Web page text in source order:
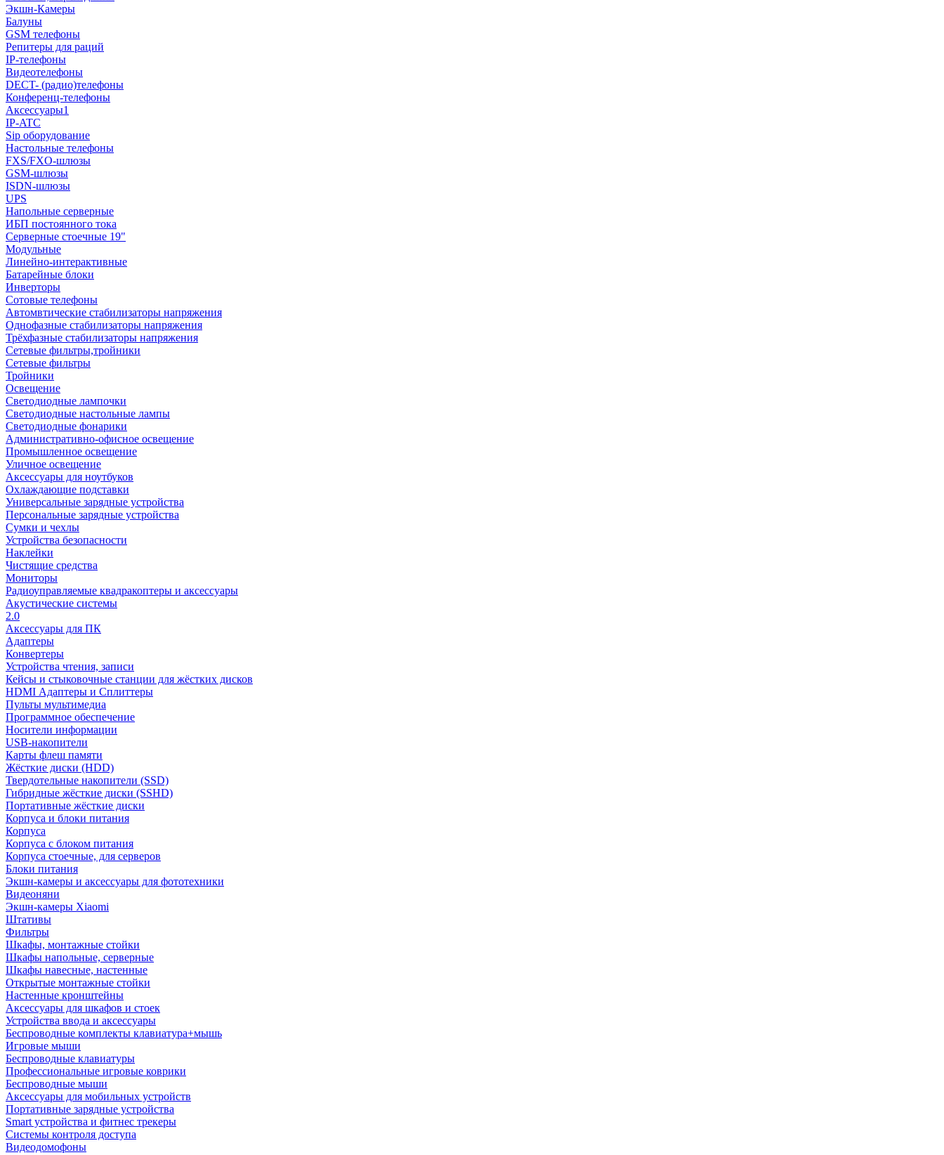
Экшн-Камеры
Балуны
GSM телефоны
Репитеры для раций
IP-телефоны
Видеотелефоны
DECT- (радио)телефоны
Конференц-телефоны
Аксессуары1
IP-ATC
Sip оборудование
Настольные телефоны
FXS/FXO-шлюзы
GSM-шлюзы
ISDN-шлюзы
UPS
Напольные серверные
ИБП постоянного тока
Серверные стоечные 19"
Модульные
Линейно-интерактивные
Батарейные блоки
Инверторы
Сотовые телефоны
Автомвтические стабилизаторы напряжения
Однофазные стабилизаторы напряжения
Трёхфазные стабилизаторы напряжения
Сетевые фильтры,тройники
Сетевые фильтры
Тройники
Освещение
Светодиодные лампочки
Светодиодные настольные лампы
Светодиодные фонарики
Административно-офисное освещение
Промышленное освещение
Уличное освещение
Аксессуары для ноутбуков
Охлаждающие подставки
Универсальные зарядные устройства
Персональные зарядные устройства
Сумки и чехлы
Устройства безопасности
Наклейки
Чистящие средства
Мониторы
Радиоуправляемые квадракоптеры и аксессуары
Акустические системы
2.0
Аксессуары для ПК
Адаптеры
Конвертеры
Устройства чтения, записи
Кейсы и стыковочные станции для жёстких дисков
HDMI Адаптеры и Сплиттеры
Пульты мультимедиа
Программное обеспечение
Носители информации
USB-накопители
Карты флеш памяти
Жёсткие диски (HDD)
Твердотельные накопители (SSD)
Гибридные жёсткие диски (SSHD)
Портативные жёсткие диски
Корпуса и блоки питания
Корпуса
Корпуса с блоком питания
Корпуса стоечные, для серверов
Блоки питания
Экшн-камеры и аксессуары для фототехники
Видеоняни
Экшн-камеры Xiaomi
Штативы
Фильтры
Шкафы, монтажные стойки
Шкафы напольные, серверные
Шкафы навесные, настенные
Открытые монтажные стойки
Настенные кронштейны
Аксессуары для шкафов и стоек
Устройства ввода и аксессуары
Беспроводные комплекты клавиатура+мышь
Игровые мыши
Беспроводные клавиатуры
Профессиональные игровые коврики
Беспроводные мыши
Аксессуары для мобильных устройств
Портативные зарядные устройства
Smart устройства и фитнес трекеры
Системы контроля доступа
Видеодомофоны